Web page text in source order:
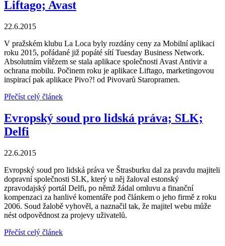
Liftago; Avast
22.6.2015
V pražském klubu La Loca byly rozdány ceny za Mobilní aplikaci
roku 2015, pořádané již popáté sítí Tuesday Business Network.
Absolutním vítězem se stala aplikace společnosti Avast Antivir a
ochrana mobilu. Počinem roku je aplikace Liftago, marketingovou
inspirací pak aplikace Pivo?! od Pivovarů Staropramen.
Přečíst celý článek
Evropský soud pro lidská práva; SLK;
Delfi
22.6.2015
Evropský soud pro lidská práva ve Štrasburku dal za pravdu majiteli
dopravní společnosti SLK, který u něj žaloval estonský
zpravodajský portál Delfi, po němž žádal omluvu a finanční
kompenzaci za hanlivé komentáře pod článkem o jeho firmě z roku
2006. Soud žalobě vyhověl, a naznačil tak, že majitel webu může
nést odpovědnost za projevy uživatelů.
Přečíst celý článek